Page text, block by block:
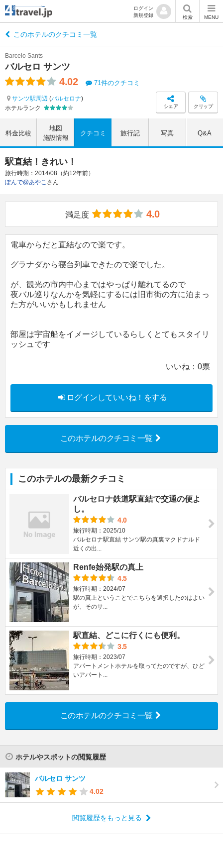
ログイン
新規登録
検索 MENU
このホテルのクチコミ一覧
バルセロ サンツ
Barcelo Sants
4.02 71件のクチコミ
サンツ駅周辺 (バルセロナ)
ホテルランク
シェア クリップ
料金比較
地図
施設情報
クチコミ 旅行記 写真 Q&A
駅直結！きれい！
旅行時期：2014/08（約12年前）
ぽんで@あやこ さん
満足度 4.0
電車からだと直結なので楽です。
グラナダから寝台列車できたので楽でした。
が、観光の市内中心まではやっぱり離れてるので
夜バル巡りなんかを気軽にするには旧市街の方に泊まっ
た方がいいかもしれません
部屋は宇宙船をイメージしているらしくとてもスタイリ
ッシュです
いいね： 0票
ログインしていいね！をする
このホテルのクチコミ一覧
このホテルの最新クチコミ
バルセロナ鉄道駅直結で交通の便よ
し。
4.0
旅行時期：2025/10
バルセロナ駅直結 サンツ駅の真裏マクドナルド
近くの出...
Renfe始発駅の真上
4.5
旅行時期：2024/07
駅の真上ということでこちらを選択したのはよい
が、そのサ...
駅直結、どこに行くにも便利。
3.5
旅行時期：2023/07
アパートメントホテルを取ってたのですが、ひど
いアパート...
このホテルのクチコミ一覧
ホテルやスポットの閲覧履歴
バルセロ サンツ
4.02
閲覧履歴をもっと見る